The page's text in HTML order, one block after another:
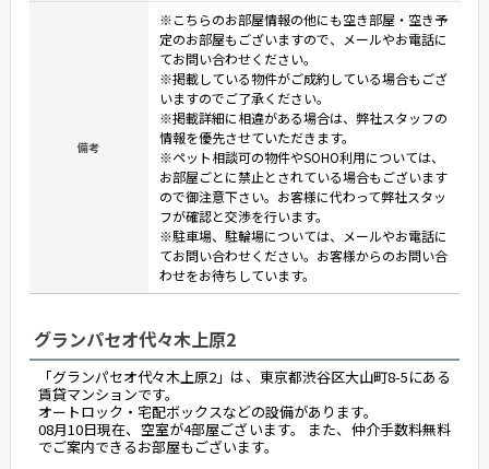
備考
※こちらのお部屋情報の他にも空き部屋・空き予
定のお部屋もございますので、メールやお電話に
てお問い合わせください。
※掲載している物件がご成約している場合もござ
いますのでご了承ください。
※掲載詳細に相違がある場合は、弊社スタッフの
情報を優先させていただきます。
※ペット相談可の物件やSOHO利用については、
お部屋ごとに禁止とされている場合もございます
ので御注意下さい。お客様に代わって弊社スタッ
フが確認と交渉を行います。
※駐車場、駐輪場については、メールやお電話に
てお問い合わせください。お客様からのお問い合
わせをお待ちしています。
グランパセオ代々木上原2
「グランパセオ代々木上原2」は、東京都渋谷区大山町8-5にある
賃貸マンションです。
オートロック・宅配ボックスなどの設備があります。
08月10日現在、空室が4部屋ございます。 また、仲介手数料無料
でご案内できるお部屋もございます。